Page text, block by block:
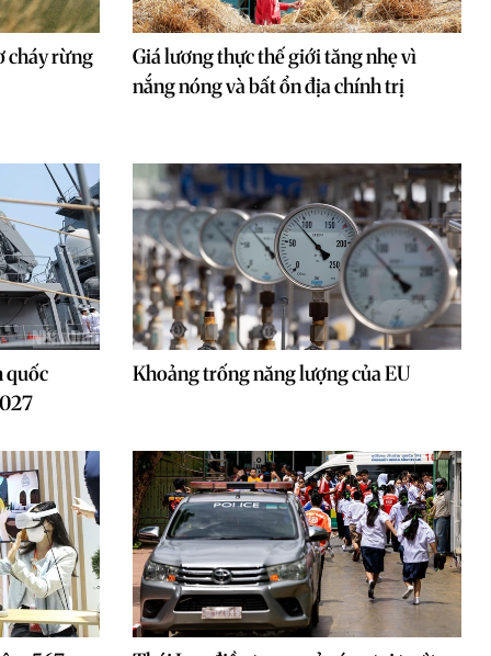
cháy rừng
Giá lương thực thế giới tăng nhẹ vì
nắng nóng và bất ổn địa chính trị
quốc
Khoảng trống năng lượng của EU